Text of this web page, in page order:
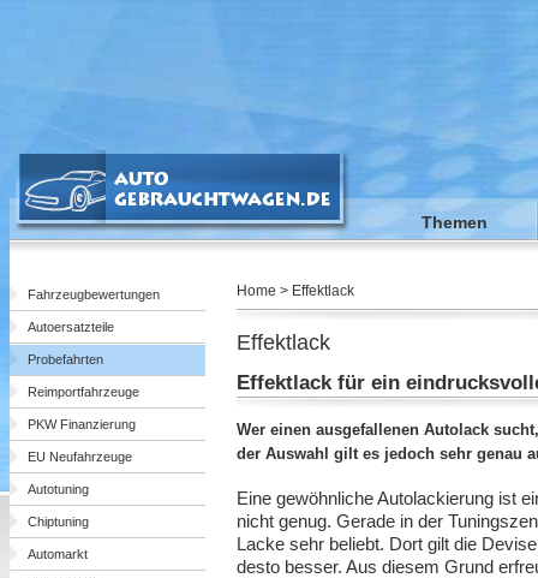
Themen
Fahrzeugbewertungen
Autoersatzteile
Probefahrten
Reimportfahrzeuge
PKW Finanzierung
EU Neufahrzeuge
Autotuning
Chiptuning
Automarkt
Home > Effektlack
Effektlack
Effektlack für ein
Wer einen ausgefallenen Autolack
der Auswahl gilt es jedoch sehr genau
Eine gewöhnliche Autolackierung ist
nicht genug. Gerade in der
Lacke sehr beliebt. Dort gilt die
desto besser. Aus diesem Grund